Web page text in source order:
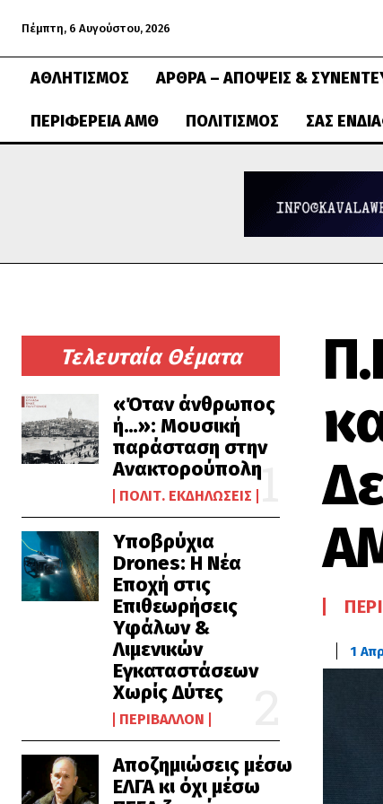
Πέμπτη, 6 Αυγούστου, 2026
ΑΘΛΗΤΙΣΜΌΣ ΆΡΘΡΑ – ΑΠΌΨΕΙΣ &
ΠΕΡΙΦΈΡΕΙΑ ΑΜΘ ΠΟΛΙΤΙΣΜΌΣ ΣΑΣ
Τελευταία Θέματα
«Όταν άνθρωπος
ή…»: Μουσική
παράσταση στην
Ανακτορούπολη
ΠΟΛΙΤ. ΕΚΔΗΛΏΣΕΙΣ
Υποβρύχια
Drones: Η Νέα
Εποχή στις
Επιθεωρήσεις
Υφάλων &
Λιμενικών
Εγκαταστάσεων
Χωρίς Δύτες
ΠΕΡΙΒΆΛΛΟΝ
Αποζημιώσεις μέσω
ΕΛΓΑ κι όχι μέσω
1